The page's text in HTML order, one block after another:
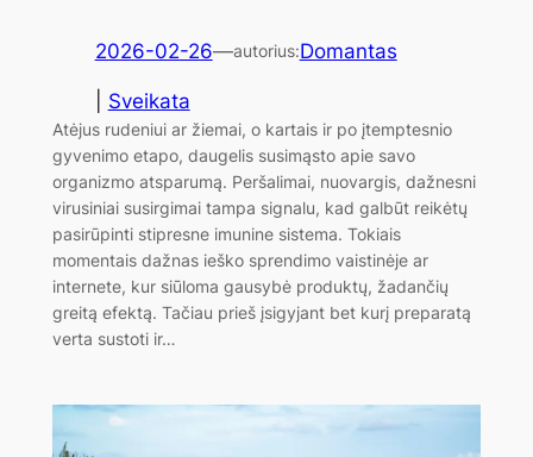
2026-02-26—autorius:Domantas
Sveikata
Atėjus rudeniui ar žiemai, o kartais ir po įtemptesnio
gyvenimo etapo, daugelis susimąsto apie savo
organizmo atsparumą. Peršalimai, nuovargis, dažnesni
virusiniai susirgimai tampa signalu, kad galbūt reikėtų
pasirūpinti stipresne imunine sistema. Tokiais
momentais dažnas ieško sprendimo vaistinėje ar
internete, kur siūloma gausybė produktų, žadančių
greitą efektą. Tačiau prieš įsigyjant bet kurį preparatą
verta sustoti ir…